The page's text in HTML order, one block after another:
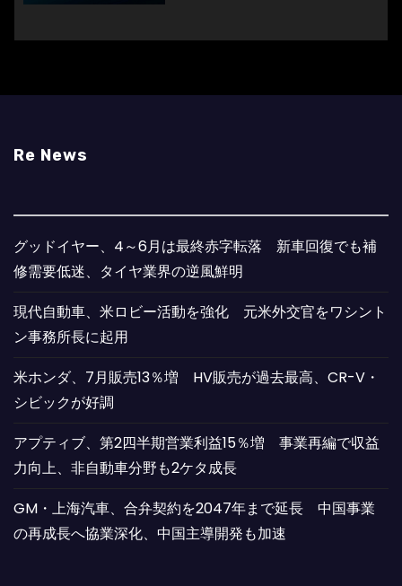
Re News
グッドイヤー、4～6月は最終赤字転落 新車回復でも補
修需要低迷、タイヤ業界の逆風鮮明
現代自動車、米ロビー活動を強化 元米外交官をワシント
ン事務所長に起用
米ホンダ、7月販売13％増 HV販売が過去最高、CR-V・
シビックが好調
アプティブ、第2四半期営業利益15％増 事業再編で収益
力向上、非自動車分野も2ケタ成長
GM・上海汽車、合弁契約を2047年まで延長 中国事業
の再成長へ協業深化、中国主導開発も加速